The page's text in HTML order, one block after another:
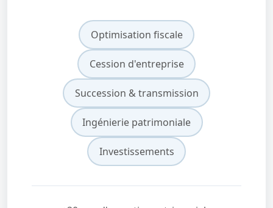
Optimisation fiscale
Cession d'entreprise
Succession & transmission
Ingénierie patrimoniale
Investissements